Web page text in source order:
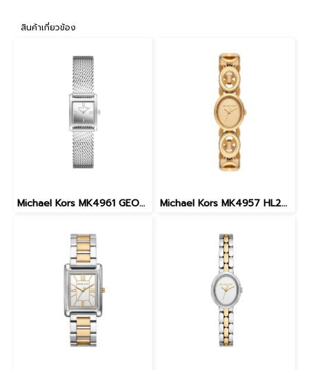
สินค้าเกี่ยวข้อง
Michael Kors MK4961 GEORGIE WOMEN 19MM Elegant extra small square quartz นาฬิกาข้อมือ นาฬิกา ผู้หญิง Michael Kors MK4957 HL25 MAUDE WOMEN 22MM นาฬิกาข้อมือ นาฬิกา ผู้หญิง